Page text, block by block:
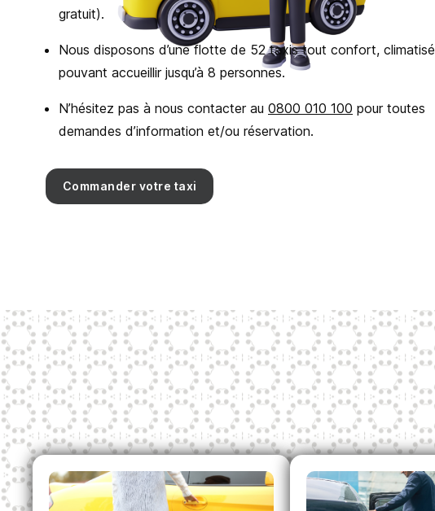
gratuit).
Nous disposons d’une flotte de 52 taxis tout confort,
pouvant accueillir jusqu’à 8 personnes.
N’hésitez pas à nous contacter au 0800 010 100 pour toutes
demandes d’information et/ou réservation.
Commander votre taxi